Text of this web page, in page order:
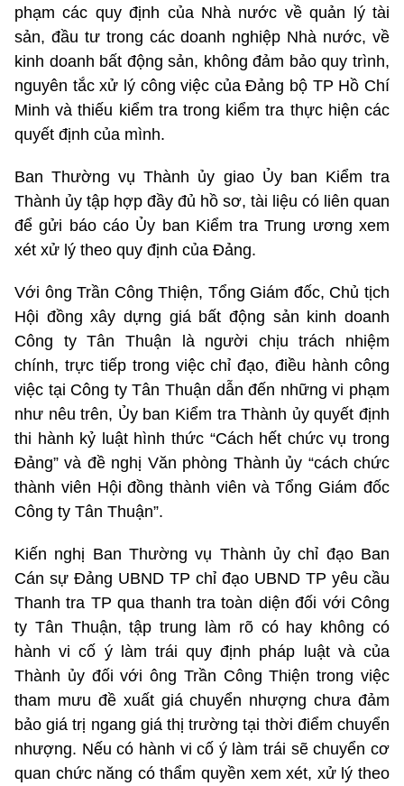
phạm các quy định của Nhà nước về quản lý tài
sản, đầu tư trong các doanh nghiệp Nhà nước, về
kinh doanh bất động sản, không đảm bảo quy trình,
nguyên tắc xử lý công việc của Đảng bộ TP Hồ Chí
Minh và thiếu kiểm tra trong kiểm tra thực hiện các
quyết định của mình.
Ban Thường vụ Thành ủy giao Ủy ban Kiểm tra
Thành ủy tập hợp đầy đủ hồ sơ, tài liệu có liên quan
để gửi báo cáo Ủy ban Kiểm tra Trung ương xem
xét xử lý theo quy định của Đảng.
Với ông Trần Công Thiện, Tổng Giám đốc, Chủ tịch
Hội đồng xây dựng giá bất động sản kinh doanh
Công ty Tân Thuận là người chịu trách nhiệm
chính, trực tiếp trong việc chỉ đạo, điều hành công
việc tại Công ty Tân Thuận dẫn đến những vi phạm
như nêu trên, Ủy ban Kiểm tra Thành ủy quyết định
thi hành kỷ luật hình thức “Cách hết chức vụ trong
Đảng” và đề nghị Văn phòng Thành ủy “cách chức
thành viên Hội đồng thành viên và Tổng Giám đốc
Công ty Tân Thuận”.
Kiến nghị Ban Thường vụ Thành ủy chỉ đạo Ban
Cán sự Đảng UBND TP chỉ đạo UBND TP yêu cầu
Thanh tra TP qua thanh tra toàn diện đối với Công
ty Tân Thuận, tập trung làm rõ có hay không có
hành vi cố ý làm trái quy định pháp luật và của
Thành ủy đối với ông Trần Công Thiện trong việc
tham mưu đề xuất giá chuyển nhượng chưa đảm
bảo giá trị ngang giá thị trường tại thời điểm chuyển
nhượng. Nếu có hành vi cố ý làm trái sẽ chuyển cơ
quan chức năng có thẩm quyền xem xét, xử lý theo